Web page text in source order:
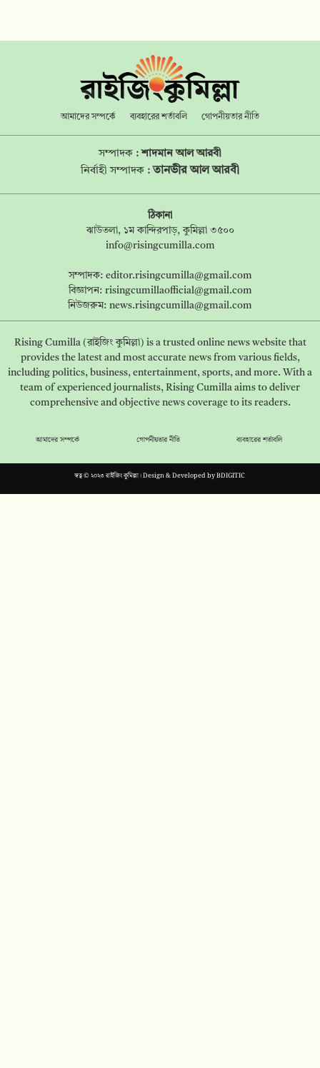
আমাদের সম্পর্কে ব্যবহারের শর্তাবলি গোপনীয়তার নীতি
সম্পাদক :শাদমান আল আরবী
নির্বাহী সম্পাদক : তানভীর আল আরবী
ঠিকানা
ঝাউতলা, ১ম কান্দিরপাড়, কুমিল্লা ৩৫০০
info@risingcumilla.com
সম্পাদক: editor.risingcumilla@gmail.com
বিজ্ঞাপন: risingcumillaofficial@gmail.com
নিউজরুম: news.risingcumilla@gmail.com
Rising Cumilla (রাইজিং কুমিল্লা) is a trusted online news website that
provides the latest and most accurate news from various fields,
including politics, business, entertainment, sports, and more. With a
team of experienced journalists, Rising Cumilla aims to deliver
comprehensive and objective news coverage to its readers.
আমাদের সম্পর্কে গোপনীয়তার নীতি ব্যবহারের শর্তাবলি
স্বত্ব © ২০২৩ রাইজিং কুমিল্লা। Design & Developed byBDIGITIC